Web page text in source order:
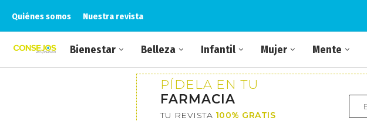
Quiénes somos Nuestra revista
Bienestar Belleza Infantil Mujer Mente
PÍDELA EN TU
FARMACIA
TU REVISTA 100% GRATIS